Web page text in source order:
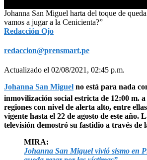
0
seconds
of
0
Johanna San Miguel harta del toque de
vamos a jugar a la Cenicienta?”
Redacción Ojo
redaccion@prensmart.pe
Actualizado el 02/08/2021, 02:45 p.m.
Johanna San Miguel no está para nada
inmovilización social estricta de 12:00 m.
regiones con nivel de alerta alto, entre
vigente hasta el 22 de agosto de este año.
televisión demostró su fastidio a través de
MIRA:
Johanna San Miguel vivió sismo en